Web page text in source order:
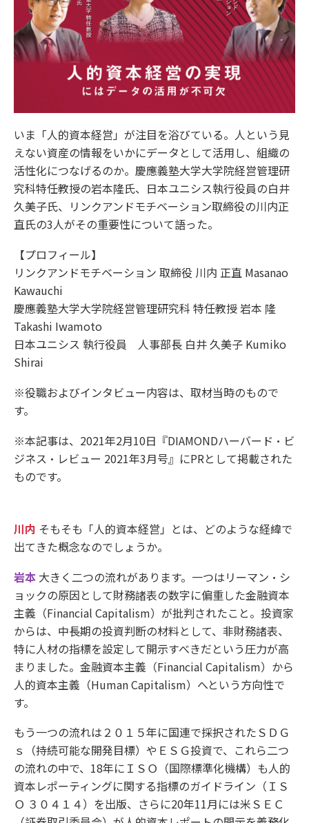
いま「人的資本経営」が注目を浴びている。人という見
えない資産の情報をいかにデータとして活用し、組織の
活性化につなげるのか。慶應義塾大学大学院経営管理研
究科特任教授の岩本隆氏、日本ユニシス執行役員の白井
久美子氏、リンクアンドモチベーション取締役の川内正
直氏の3人がその重要性について語った。
【プロフィール】
リンクアンドモチベーション 取締役 川内 正直 Masanao
Kawauchi
慶應義塾大学大学院経営管理研究科 特任教授 岩本 隆
Takashi Iwamoto
日本ユニシス 執行役員 人事部長 白井 久美子 Kumiko
Shirai
※役職およびインタビュー内容は、取材当時のもので
す。
※本記事は、2021年2月10日『DIAMONDハーバード・ビ
ジネス・レビュー 2021年3月号』にPRとして掲載された
ものです。
川内 そもそも「人的資本経営」とは、どのような経緯で
出てきた概念なのでしょうか。
岩本 大きく二つの流れがあります。一つはリーマン・シ
ョックの原因として財務諸表の数字に偏重した金融資本
主義（Financial Capitalism）が批判されたこと。投資家
からは、中長期の投資判断の材料として、非財務諸表、
特に人材の指標を設定して開示すべきだという圧力が高
まりました。金融資本主義（Financial Capitalism）から
人的資本主義（Human Capitalism）へという方向性で
す。
もう一つの流れは２０１５年に国連で採択されたＳＤＧ
ｓ（持続可能な開発目標）やＥＳＧ投資で、これら二つ
の流れの中で、18年にＩＳＯ（国際標準化機構）も人的
資本レポーティングに関する指標のガイドライン（ＩＳ
Ｏ ３０４１４）を出版、さらに20年11月には米ＳＥＣ